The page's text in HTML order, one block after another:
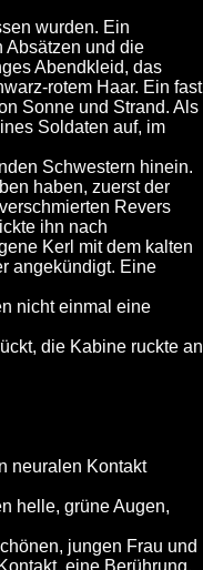
wurden. Ein
Absätzen und die
Abendkleid, das
rotem Haar. Ein fast
Sonne und Strand. Als
Soldaten auf, im
Schwestern hinein.
haben, zuerst der
Revers
ihn nach
Kerl mit dem kalten
angekündigt. Eine
nicht einmal eine
die Kabine ruckte an
neuralen Kontakt
helle, grüne Augen,
jungen Frau und
eine Berührung,